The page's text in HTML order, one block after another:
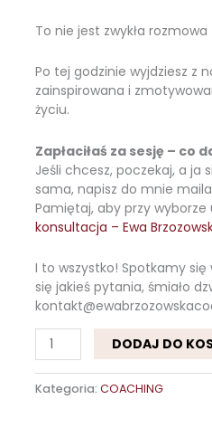
To nie jest zwykła
Po tej godzinie wyjdziesz z
zainspirowana i
życiu.
Zapłaciłaś za sesję – co
Jeśli chcesz, poczekaj, a ja
sama, napisz do mnie
Pamiętaj, aby przy
konsultacja – Ewa
I to wszystko! Spotkamy
się jakieś pytania, śmiało
DODAJ DO
Kategoria: COACHING